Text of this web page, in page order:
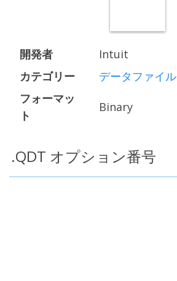
開発者
Intuit
カテゴリー
データファイル
フォーマッ
ト
Binary
.QDT オプション番号